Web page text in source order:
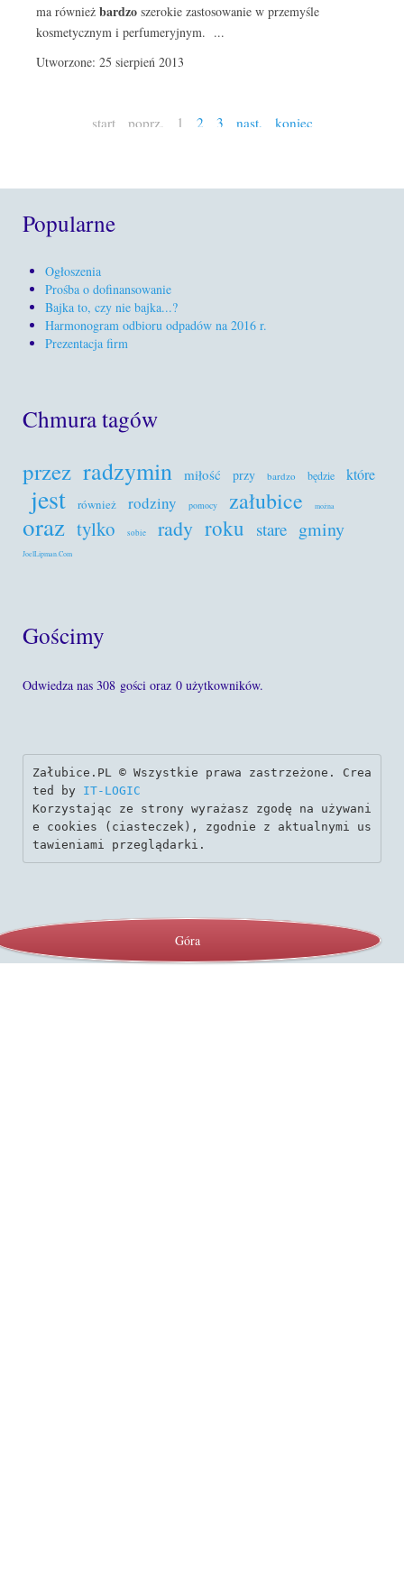
ma również bardzo szerokie zastosowanie w przemyśle
kosmetycznym i perfumeryjnym. ...
Utworzone: 25 sierpień 2013
start poprz. 1 2 3 nast. koniec
Popularne
Ogłoszenia
Prośba o dofinansowanie
Bajka to, czy nie bajka...?
Harmonogram odbioru odpadów na 2016 r.
Prezentacja firm
Chmura tagów
przez radzymin miłość przy bardzo będzie które
jest również rodziny pomocy załubice można
oraz tylko sobie rady roku stare gminy
JoelLipman.Com
Gościmy
Odwiedza nas 308 gości oraz 0 użytkowników.
Załubice.PL © Wszystkie prawa zastrzeżone. Crea
ted by IT-LOGIC
Korzystając ze strony wyrażasz zgodę na używani
e cookies (ciasteczek), zgodnie z aktualnymi us
tawieniami przeglądarki.
Góra